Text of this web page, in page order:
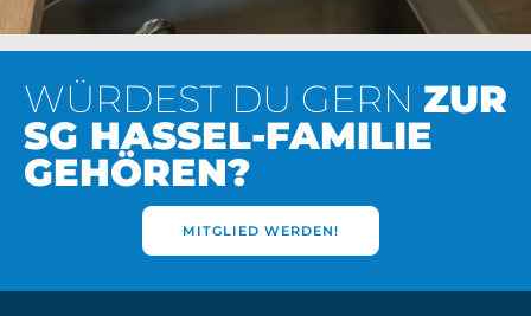
WÜRDEST DU GERN ZUR
SG HASSEL-FAMILIE
GEHÖREN?
MITGLIED WERDEN!